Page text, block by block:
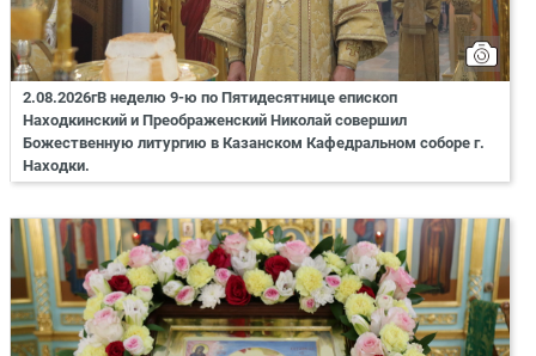
2.08.2026гВ неделю 9-ю по Пятидесятнице епископ
Находкинский и Преображенский Николай совершил
Божественную литургию в Казанском Кафедральном соборе г.
Находки.